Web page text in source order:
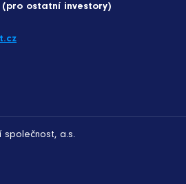
(pro ostatní investory)
společnost, a.s.